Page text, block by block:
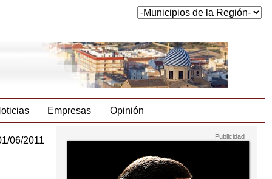
Empresas Opinión
06/2011